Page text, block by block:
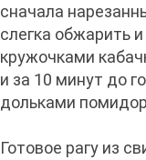
сначала
слегка обжарить
кружочками
и за 10 минут до
дольками
Готовое рагу из